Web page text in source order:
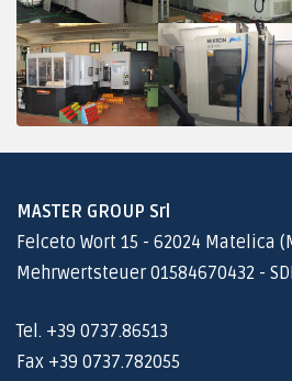
MASTER GROUP Srl
Felceto Wort 15 - 62024 Matelica
Mehrwertsteuer 01584670432 - SDI
Tel. +39 0737.86513
Fax +39 0737.782055